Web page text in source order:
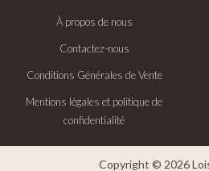
À propos de nous
Contactez-nous
Conditions Générales de Vente
Mentions légales et politique de
confidentialité
Copyright © 2026